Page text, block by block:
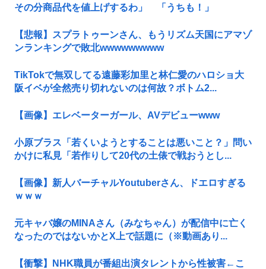
その分商品代を値上げするわ」 「うちも！」
【悲報】スプラトゥーンさん、もうリズム天国にアマゾ
ンランキングで敗北wwwwwwwww
TikTokで無双してる遠藤彩加里と林仁愛のハロショ大
阪イベが全然売り切れないのは何故？ボトム2...
【画像】エレベーターガール、AVデビューwww
小原ブラス「若くいようとすることは悪いこと？」問い
かけに私見「若作りして20代の土俵で戦おうとし...
【画像】新人バーチャルYoutuberさん、ドエロすぎる
ｗｗｗ
元キャバ嬢のMINAさん（みなちゃん）が配信中に亡く
なったのではないかとX上で話題に（※動画あり...
【衝撃】NHK職員が番組出演タレントから性被害←こ